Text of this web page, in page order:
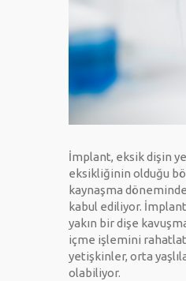
İmplant, eksik dişin
eksikliğinin olduğu
kaynaşma
kabul ediliyor.
yakın bir dişe
içme işlemini
yetişkinler, orta
olabiliyor.